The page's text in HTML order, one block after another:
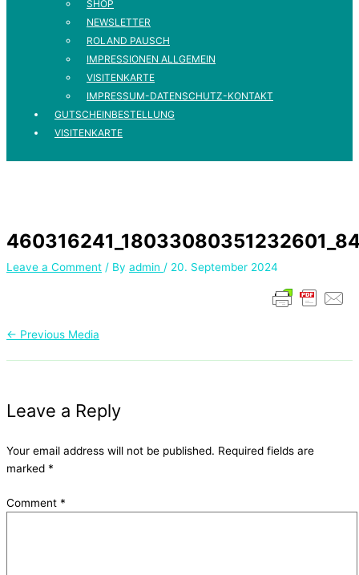
SHOP
NEWSLETTER
ROLAND PAUSCH
IMPRESSIONEN ALLGEMEIN
VISITENKARTE
IMPRESSUM-DATENSCHUTZ-KONTAKT
GUTSCHEINBESTELLUNG
VISITENKARTE
Leave a Comment / By admin / 20. September 2024
← Previous Media
Leave a Reply
Your email address will not be published. Required fields are
marked *
Comment *